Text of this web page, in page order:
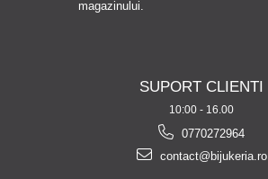
magazinului.
SUPORT CLIENTI
10:00 - 16.00
0770272964
contact@bijukeria.ro